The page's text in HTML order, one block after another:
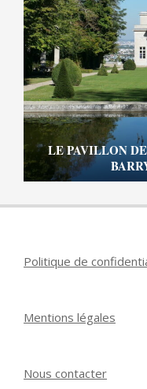
LE PAVILLON
Politique de
Mentions légales
Nous contacter